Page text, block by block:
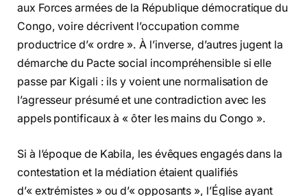
aux Forces armées de la République démocratique du
Congo, voire décrivent l’occupation comme
productrice d’« ordre ». À l’inverse, d’autres jugent la
démarche du Pacte social incompréhensible si elle
passe par Kigali : ils y voient une normalisation de
l’agresseur présumé et une contradiction avec les
appels pontificaux à « ôter les mains du Congo ».
Si à l’époque de Kabila, les évêques engagés dans la
contestation et la médiation étaient qualifiés
d’« extrémistes » ou d’« opposants », l’Église ayant